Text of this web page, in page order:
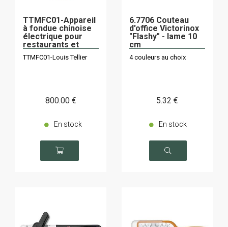
TTMFC01-Appareil
à fondue chinoise
électrique pour
restaurants et
TTMFC01-Louis Tellier
800.00 €
En stock
6.7706 Couteau
d'office Victorinox
"Flashy" - lame 10
cm
4 couleurs au choix
5.32 €
En stock